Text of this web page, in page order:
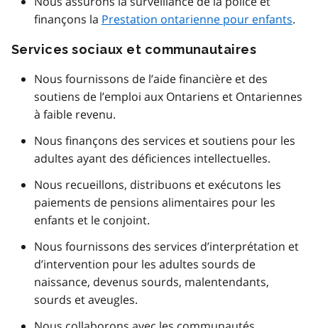
finançons la Prestation ontarienne pour enfants.
Services sociaux et communautaires
Nous fournissons de l’aide financière et des
soutiens de l’emploi aux Ontariens et Ontariennes
à faible revenu.
Nous finançons des services et soutiens pour les
adultes ayant des déficiences intellectuelles.
Nous recueillons, distribuons et exécutons les
paiements de pensions alimentaires pour les
enfants et le conjoint.
Nous fournissons des services d’interprétation et
d’intervention pour les adultes sourds de
naissance, devenus sourds, malentendants,
sourds et aveugles.